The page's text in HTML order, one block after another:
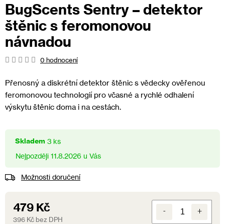
BugScents Sentry – detektor
štěnic s feromonovou
návnadou
Průměrné
produktu
je
0,0
z
0 hodnocení
Přenosný a diskrétní detektor štěnic s vědecky ověřenou
feromonovou technologií pro včasné a rychlé odhalení
výskytu štěnic doma i na cestách.
Skladem 3 ks
11.8.2026
Možnosti doručení
479 Kč
396 Kč bez DPH